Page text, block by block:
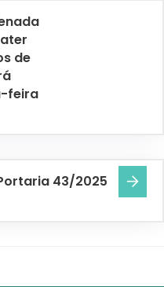
de
feira
43/2025